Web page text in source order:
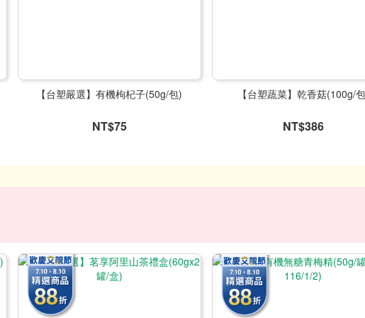
【台塑嚴選】有機枸杞子(50g/包)
NT$75
【台塑蔬菜】乾香菇(100g/
NT$386